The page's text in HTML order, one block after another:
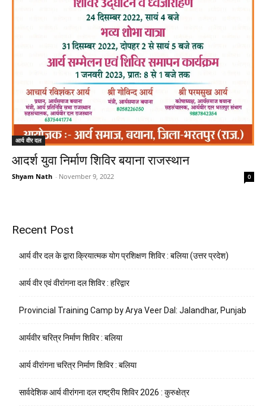
आर्य वीर दल
आदर्श युवा निर्माण शिविर बयाना राजस्थान
Shyam Nath - November 9, 2022 0
Recent Post
आर्य वीर दल के द्वारा क्रियात्मक योग प्रशिक्षण शिविर : बलिया (उत्तर प्रदेश)
आर्य वीर एवं वीरांगना दल शिविर : हरिद्वार
Provincial Training Camp by Arya Veer Dal: Jalandhar, Punjab
आर्यवीर चरित्र निर्माण शिविर : बलिया
आर्य वीरांगना चरित्र निर्माण शिविर : बलिया
सार्वदेशिक आर्य वीरांगना दल राष्ट्रीय शिविर 2026 : कुरुक्षेत्र